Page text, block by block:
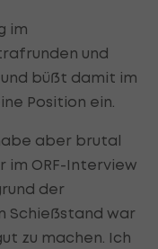
im
und
büßt damit im
Position ein.
aber brutal
im ORF-Interview
der
Schießstand war
zu machen. Ich